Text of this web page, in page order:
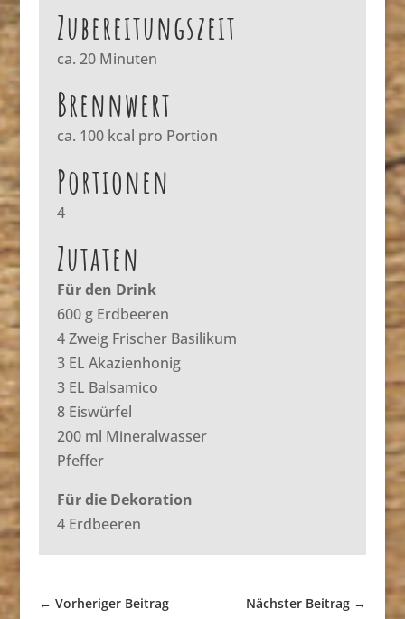
Zubereitungszeit
ca. 20 Minuten
Brennwert
ca. 100 kcal pro Portion
Portionen
4
Zutaten
Für den Drink
600 g Erdbeeren
4 Zweig Frischer Basilikum
3 EL Akazienhonig
3 EL Balsamico
8 Eiswürfel
200 ml Mineralwasser
Pfeffer
Für die Dekoration
4 Erdbeeren
← Vorheriger Beitrag Nächster Beitrag →